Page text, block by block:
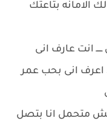
الامانه بتاعتك
انت عارف انى
انى بحب عمر
متحمل انا بتصل